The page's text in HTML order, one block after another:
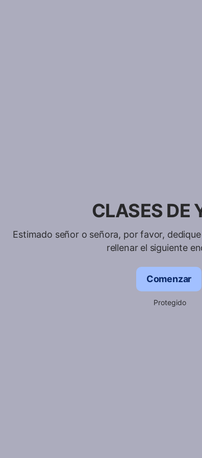
CLASES DE
Estimado señor o señora, por favor,
rellenar el siguiente
Comenzar
Protegido